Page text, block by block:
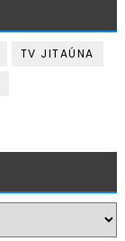
TV JITAÚNA